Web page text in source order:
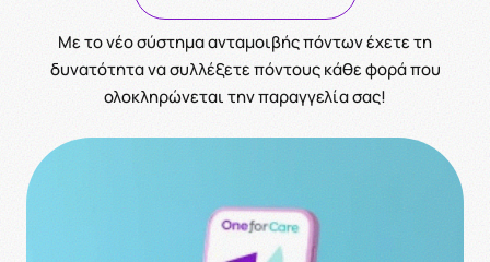
Με το νέο σύστημα ανταμοιβής πόντων έχετε τη
δυνατότητα να συλλέξετε πόντους κάθε φορά που
ολοκληρώνεται την παραγγελία σας!